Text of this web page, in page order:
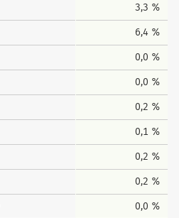
3,3 %
6,4 %
0,0 %
0,0 %
0,2 %
0,1 %
0,2 %
0,2 %
0,0 %